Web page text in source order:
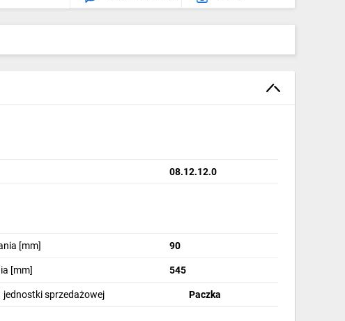
08.12.12.0
[mm] 90
[mm] 545
jednostki sprzedażowej Paczka